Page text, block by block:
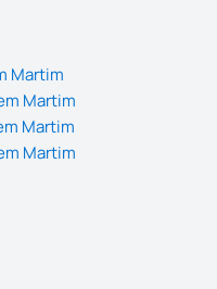
Martim
Martim
Martim
Martim